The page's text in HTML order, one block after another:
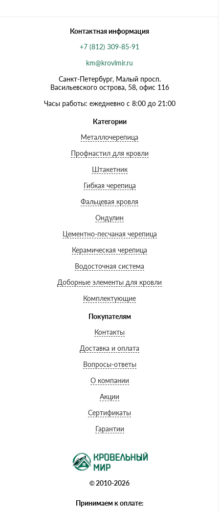
Контактная информация
+7 (812) 309-85-91
km@krovlmir.ru
Санкт-Петербург, Малый просп.
Васильевского острова, 58, офис 116
Часы работы: ежедневно с 8:00 до 21:00
Категории
Металлочерепица
Профнастил для кровли
Штакетник
Гибкая черепица
Фальцевая кровля
Ондулин
Цементно-песчаная черепица
Керамическая черепица
Водосточная система
Доборные элементы для кровли
Комплектующие
Покупателям
Контакты
Доставка и оплата
Вопросы-ответы
О компании
Акции
Сертификаты
Гарантии
© 2010-2026
Принимаем к оплате: